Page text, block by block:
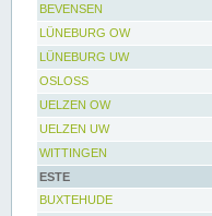
BEVENSEN
LÜNEBURG OW
LÜNEBURG UW
OSLOSS
UELZEN OW
UELZEN UW
WITTINGEN
ESTE
BUXTEHUDE